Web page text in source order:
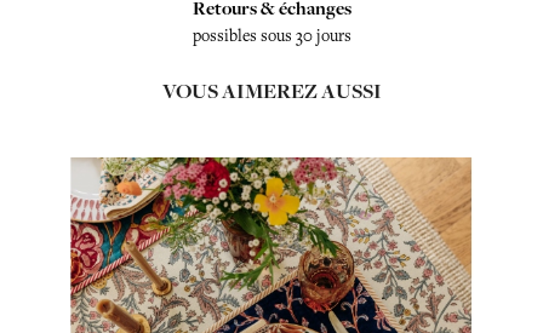
Retours & échanges
possibles sous 30 jours
VOUS AIMEREZ AUSSI